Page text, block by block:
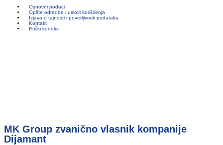
Osnovni podaci
Opšte odredbe i uslovi korišćenja
Izjava o tajnosti i poverljivosti podataka
Kontakt
Etički kodeks
MK Group zvanično vlasnik kompanije
Dijamant